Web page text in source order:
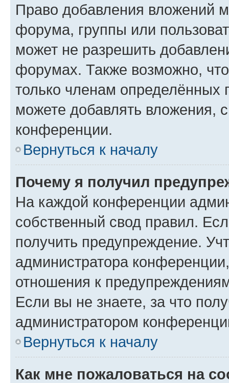
Право добавления вложений
форума, группы или
может не разрешить
форумах. Также возможно,
только членам определённых
можете добавлять вложения,
конференции.
Вернуться к началу
Почему я получил
На каждой конференции
собственный свод правил.
получить предупреждение.
администратора
отношения к
Если вы не знаете, за что
администратором
Вернуться к началу
Как мне пожаловаться на